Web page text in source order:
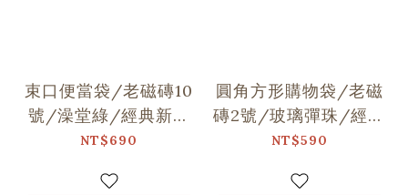
束口便當袋/老磁磚10
號/澡堂綠/經典新色
III
NT$690
圓角方形購物袋/老磁
磚2號/玻璃彈珠/經典
新色III
NT$590